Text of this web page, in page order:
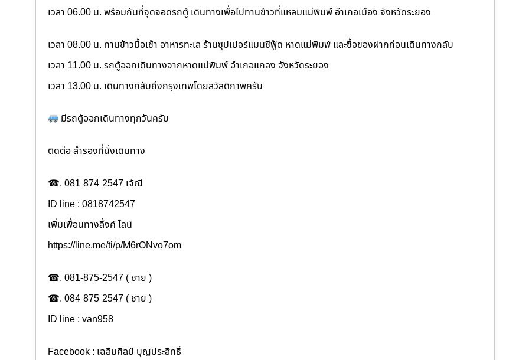
เวลา 06.00 น. พร้อมกันที่จุดจอดรถตู้ เดินทางเพื่อไปทานข้าวที่แหลมแม่พิมพ์ อำเภอเมือง จังหวัดระยอง
เวลา 08.00 น. ทานข้าวมื้อเช้า อาหารทะเล ร้านซุปเปอร์แมนซีฟู้ด หาดแม่พิมพ์ และซื้อของฝากก่อนเดินทางกลับ
เวลา 11.00 น. รถตู้ออกเดินทางจากหาดแม่พิมพ์ อำเภอแกลง จังหวัดระยอง
เวลา 13.00 น. เดินทางกลับถึงกรุงเทพโดยสวัสดิภาพครับ
มีรถตู้ออกเดินทางทุกวันครับ
ติดต่อ สำรองที่นั่งเดินทาง
☎. 081-874-2547 เจ้ณี
ID line : 0818742547
เพิ่มเพื่อนทางลิ้งค์ ไลน์
https://line.me/ti/p/M6rONvo7om
☎. 081-875-2547 ( ชาย )
☎. 084-875-2547 ( ชาย )
ID line : van958
Facebook : เฉลิมศิลป์ บุญประสิทธิ์